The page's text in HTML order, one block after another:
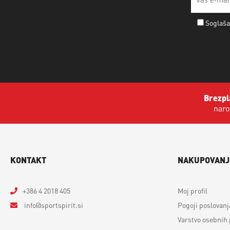
KONTAKT
+386 4 2018 405
info
sportspirit.si
Moj profil
Pogoji
Varstvo osebnih